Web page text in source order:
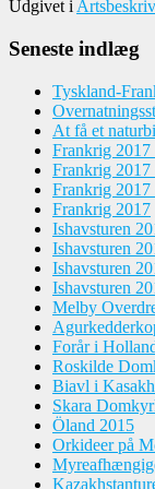
Udgivet i
Seneste indlæg
Tyskland-
At få et
Frankrig 2017
Frankrig 2017
Frankrig 2017
Frankrig 2017
Ishavsturen
Ishavsturen
Ishavsturen
Ishavsturen
Melby
Forår i
Roskilde
Biavl i
Skara
Öland 2015
Orkideer på